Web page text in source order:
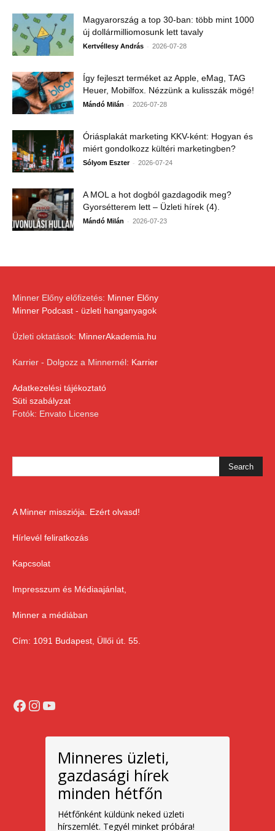
Magyarország a top 30-ban: több mint 1000
új dollármilliomosunk lett tavaly
Kertvéllesy András - 2026-07-28
Így fejleszt terméket az Apple, eMag, TAG
Heuer, Mobilfox. Nézzünk a kulisszák mögé!
Mándó Milán - 2026-07-28
Óriásplakát marketing KKV-ként: Hogyan és
miért gondolkozz kültéri marketingben?
Sólyom Eszter - 2026-07-24
A MOL a hot dogból gazdagodik meg?
Gyorsétterem lett – Üzleti hírek (4).
Mándó Milán - 2026-07-23
Minner Előny előfizetés: Minner Előny
Minner Podcast - üzleti hanganyagok
Üzleti oktatások: MinnerAkademia.hu
Karrier - Dolgozz a Minnernél: Karrier
Adatkezelési tájékoztató
Süti szabályzat
Fotók: Envato License
A Minner missziója. Ezért olvasd!
Hírlevél feliratkozás
Kapcsolat
Impresszum és Médiaajánlat,
Minner a médiában
Cím: 1091 Budapest, Üllői út. 55.
Facebook
Instagram
YouTube
Minneres üzleti,
gazdasági hírek
minden hétfőn
Hétfőnként küldünk neked üzleti
hírszemlét. Tegyél minket próbára!